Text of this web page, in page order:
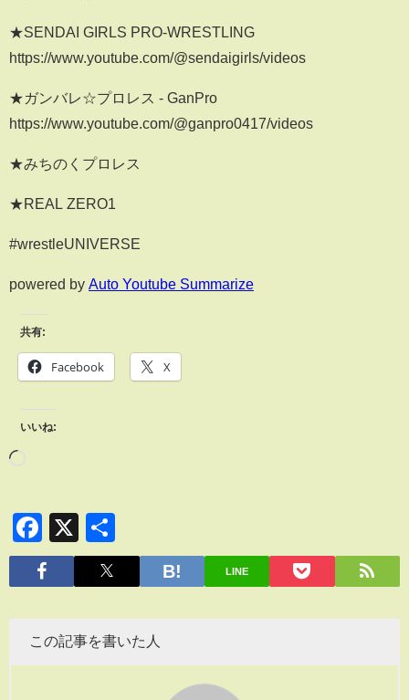
★SENDAI GIRLS PRO-WRESTLING
https://www.youtube.com/@sendaigirls/videos
★ガンバレ☆プロレス - GanPro
https://www.youtube.com/@ganpro0417/videos
★みちのくプロレス
★REAL ZERO1
#wrestleUNIVERSE
powered by Auto Youtube Summarize
共有:
Facebook X
いいね:
Facebook
X
有
LINE
この記事を書いた人